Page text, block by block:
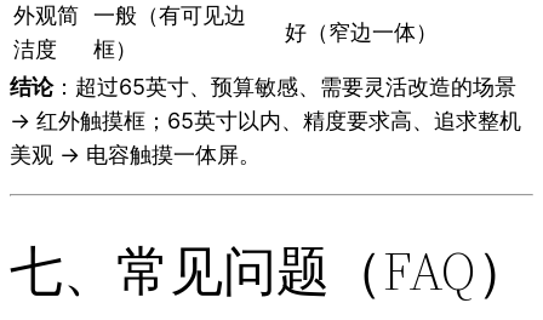
外观简
洁度
一般（有可见边
框）
好（窄边一体）
结论：超过65英寸、预算敏感、需要灵活改造的场景
→ 红外触摸框；65英寸以内、精度要求高、追求整机
美观 → 电容触摸一体屏。
七、常见问题（FAQ）